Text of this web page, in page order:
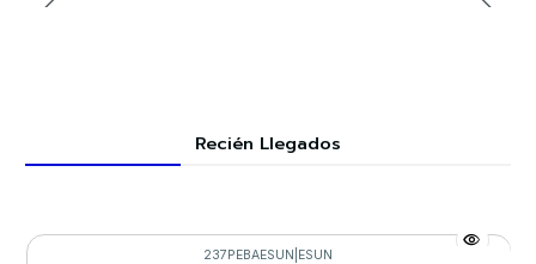
Recién Llegados
237PEBAESUN ESUN